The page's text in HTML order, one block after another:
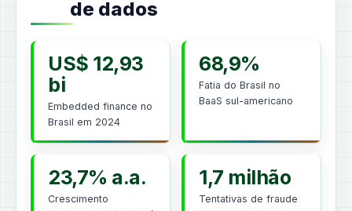
de dados
US$ 12,93
bi
Embedded finance no
Brasil em 2024
68,9%
Fatia do Brasil no
BaaS sul-americano
23,7% a.a.
Crescimento
1,7 milhão
Tentativas de fraude